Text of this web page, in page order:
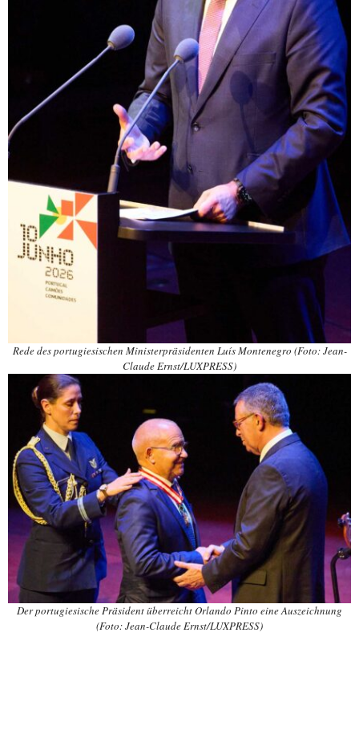
Rede des portugiesischen Ministerpräsidenten Luís Montenegro (Foto: Jean-
Claude Ernst/LUXPRESS)
Der portugiesische Präsident überreicht Orlando Pinto eine Auszeichnung
(Foto: Jean-Claude Ernst/LUXPRESS)